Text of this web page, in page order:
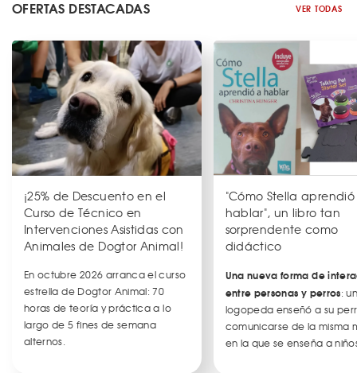
OFERTAS DESTACADAS VER TODAS
¡25% de Descuento en el
Curso de Técnico en
Intervenciones Asistidas con
Animales de Dogtor Animal!
En octubre 2026 arranca el curso
estrella de Dogtor Animal: 70
horas de teoría y práctica a lo
largo de 5 fines de semana
alternos.
"Cómo Stella
hablar", un libro tan
sorprendente como
didáctico
Una nueva forma de
entre personas y perros:
logopeda enseñó a su
comunicarse de la misma
en la que se enseña a